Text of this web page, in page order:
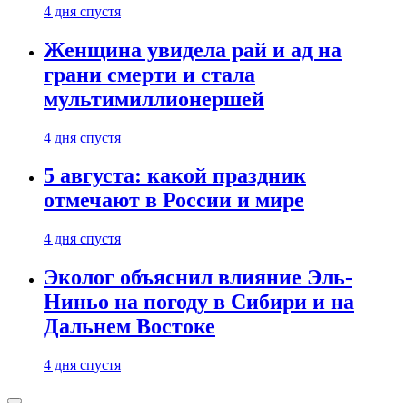
4 дня спустя
Женщина увидела рай и ад на
грани смерти и стала
мультимиллионершей
4 дня спустя
5 августа: какой праздник
отмечают в России и мире
4 дня спустя
Эколог объяснил влияние Эль-
Ниньо на погоду в Сибири и на
Дальнем Востоке
4 дня спустя